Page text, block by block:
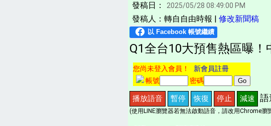
發稿日： 2025/05/28 08:49:00 PM
發稿人：轉自自由時報 | 修改新聞稿
Q1全台10大預售熱區曝
您尚未登入會員！ 新會員註冊
帳號
密碼
播放語音 暫停 恢復 停止 減速 語
(使用LINE瀏覽器若無法啟動語音，請改用Chrome瀏